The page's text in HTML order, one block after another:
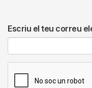
Escriu el teu correu